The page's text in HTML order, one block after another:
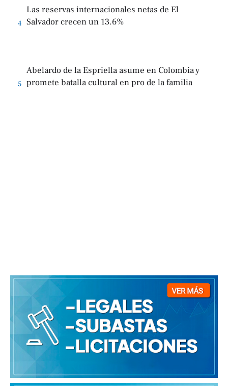
4
Las reservas internacionales netas de El
Salvador crecen un 13.6%
5
Abelardo de la Espriella asume en Colombia y
promete batalla cultural en pro de la familia